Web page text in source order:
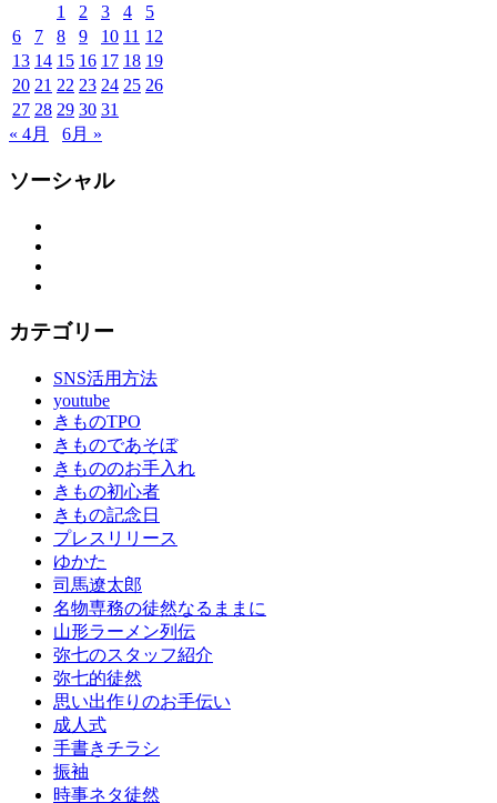
1
2 3 4
5
6
7 8 9 10 11 12
13 14 15 16 17 18 19
20 21 22 23 24 25 26
27 28 29 30 31
« 4月
6月 »
ソーシャル
カテゴリー
SNS活用方法
youtube
きものTPO
きものであそぼ
きもののお手入れ
きもの初心者
きもの記念日
プレスリリース
ゆかた
司馬遼太郎
名物専務の徒然なるままに
山形ラーメン列伝
弥七のスタッフ紹介
弥七的徒然
思い出作りのお手伝い
成人式
手書きチラシ
振袖
時事ネタ徒然